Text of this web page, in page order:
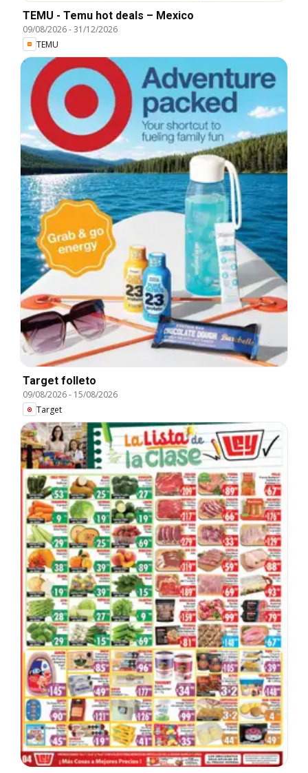
TEMU - Temu hot deals – Mexico
09/08/2026-31/12/2026
TEMU
Target folleto
09/08/2026- 15/08/2026
Target